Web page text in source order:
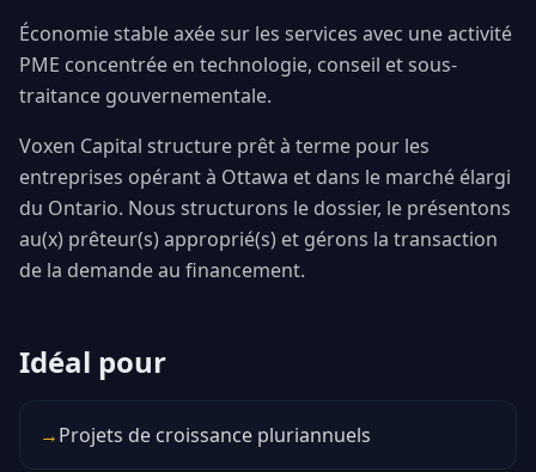
Économie stable axée sur les services avec une activité
PME concentrée en technologie, conseil et sous-
traitance gouvernementale.
Voxen Capital structure prêt à terme pour les
entreprises opérant à Ottawa et dans le marché élargi
du Ontario. Nous structurons le dossier, le présentons
au(x) prêteur(s) approprié(s) et gérons la transaction
de la demande au financement.
Idéal pour
→Projets de croissance pluriannuels